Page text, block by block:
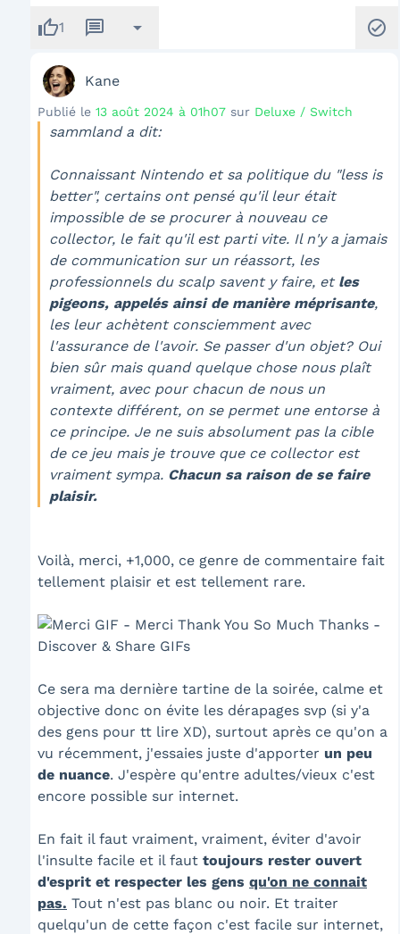
thumb_up1 message arrow_drop_down check_circle
Kane
Publié le 13 août 2024 à 01h07 sur Deluxe / Switch
sammland a dit:
Connaissant Nintendo et sa politique du "less is
better", certains ont pensé qu'il leur était
impossible de se procurer à nouveau ce
collector, le fait qu'il est parti vite. Il n'y a jamais
de communication sur un réassort, les
professionnels du scalp savent y faire, et les
pigeons, appelés ainsi de manière méprisante,
les leur achètent consciemment avec
l'assurance de l'avoir. Se passer d'un objet? Oui
bien sûr mais quand quelque chose nous plaît
vraiment, avec pour chacun de nous un
contexte différent, on se permet une entorse à
ce principe. Je ne suis absolument pas la cible
de ce jeu mais je trouve que ce collector est
vraiment sympa. Chacun sa raison de se faire
plaisir.
Voilà, merci, +1,000, ce genre de commentaire fait
tellement plaisir et est tellement rare.
Ce sera ma dernière tartine de la soirée, calme et
objective donc on évite les dérapages svp (si y'a
des gens pour tt lire XD), surtout après ce qu'on a
vu récemment, j'essaies juste d'apporter un peu
de nuance. J'espère qu'entre adultes/vieux c'est
encore possible sur internet.
En fait il faut vraiment, vraiment, éviter d'avoir
l'insulte facile et il faut toujours rester ouvert
d'esprit et respecter les gens qu'on ne connait
pas. Tout n'est pas blanc ou noir. Et traiter
quelqu'un de cette façon c'est facile sur internet,